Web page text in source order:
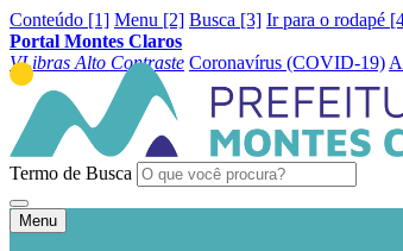
Conteúdo [1] Menu [2] Busca [3] Ir para o rodapé
Portal Montes Claros
VLibras Alto Contraste Coronavírus (COVID-19)
Termo de Busca
Menu